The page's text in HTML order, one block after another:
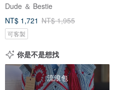
Dude ＆ Bestie
NT$ 1,721 NT$ 1,955
可客製
你是不是想找
流浪包